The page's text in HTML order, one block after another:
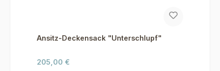
Ansitz-Deckensack "Unterschlupf"
Regulärer Preis:
205,00 €